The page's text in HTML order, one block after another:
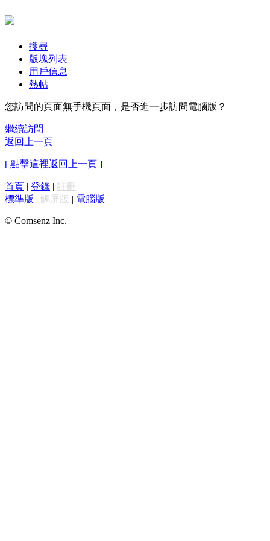
搜尋
版塊列表
用戶信息
熱帖
您訪問的頁面無手機頁面，是否進一步訪問電腦版？
繼續訪問
返回上一頁
[ 點擊這裡返回上一頁 ]
首頁 | 登錄 | 註冊
標準版 | 觸屏版 | 電腦版 |
© Comsenz Inc.